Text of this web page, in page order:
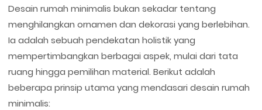
Desain rumah minimalis bukan sekadar tentang
menghilangkan ornamen dan dekorasi yang berlebihan.
Ia adalah sebuah pendekatan holistik yang
mempertimbangkan berbagai aspek, mulai dari tata
ruang hingga pemilihan material. Berikut adalah
beberapa prinsip utama yang mendasari desain rumah
minimalis: